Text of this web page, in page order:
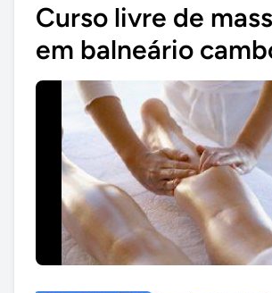
Curso livre de
em balneário